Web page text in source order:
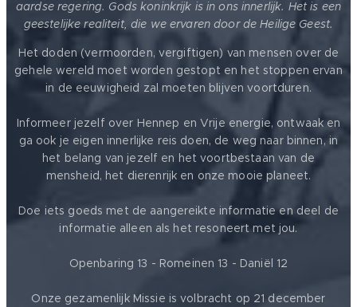
aardse regering. Gods koninkrijk is in ons innerlijk. Het is een
geestelijke realiteit, die we ervaren door de Heilige Geest.
Het doden (vermoorden, vergiftigen) van mensen over de
gehele wereld moet worden gestopt en het stoppen ervan
in de eeuwigheid zal moeten blijven voortduren.
Informeer jezelf over Hennep en Vrije energie, ontwaak en
ga ook je eigen innerlijke reis doen, de weg naar binnen, in
het belang van jezelf en het voortbestaan van de
mensheid, het dierenrijk en onze mooie planeet.
Doe iets goeds met de aangereikte informatie en deel de
informatie alleen als het resoneert met jou.
Openbaring 13 - Romeinen 13 - Daniël 12
Onze gezamenlijk Missie is volbracht op 21 december